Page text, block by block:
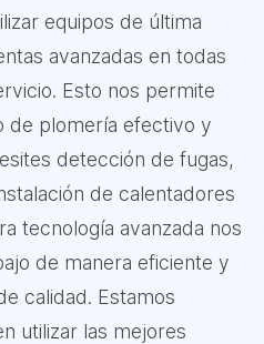
equipos de última
avanzadas en todas
Esto nos permite
de plomería efectivo y
detección de fugas,
de calentadores
tecnología avanzada nos
de manera eficiente y
calidad. Estamos
utilizar las mejores